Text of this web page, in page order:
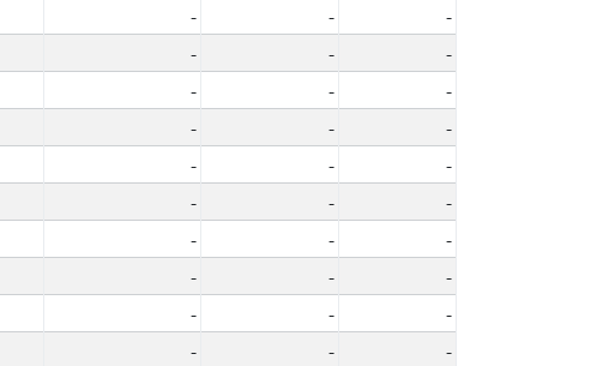
- -
-
- -
-
- -
-
- -
-
- -
-
- -
-
- -
-
- -
-
- -
-
- -
-